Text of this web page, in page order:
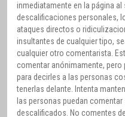
inmediatamente en la página
descalificaciones personales,
ataques directos o
insultantes de cualquier tipo,
cualquier otro comentarista.
comentar anónimamente,
para decirles a las personas
tenerlas delante. Intenta
las personas puedan
descalificados. No comentes